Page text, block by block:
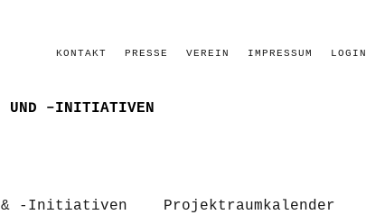
KONTAKT PRESSE VEREIN IMPRESSUM LOGIN
UND –INITIATIVEN
& -Initiativen Projektraumkalender